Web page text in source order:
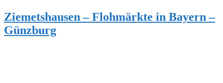
Ziemetshausen – Flohmärkte in Bayern –
Günzburg